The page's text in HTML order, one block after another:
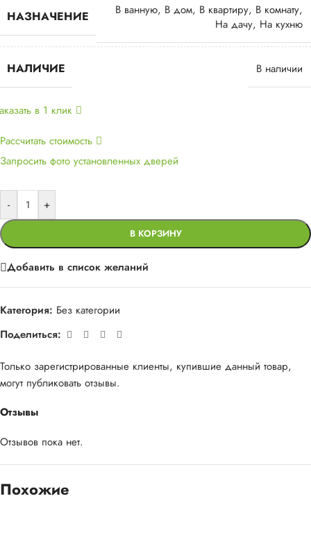
НАЗНАЧЕНИЕ В ванную, В дом, В квартиру, В комнату,
На дачу, На кухню
НАЛИЧИЕ В наличии
в 1 клик
Рассчитать стоимость
Запросить фото установленных дверей
- +
В КОРЗИНУ
Добавить в список желаний
Категория: Без категории
Поделиться:
Отзывы
Отзывов пока нет.
Только зарегистрированные клиенты, купившие данный товар,
могут публиковать отзывы.
Похожие